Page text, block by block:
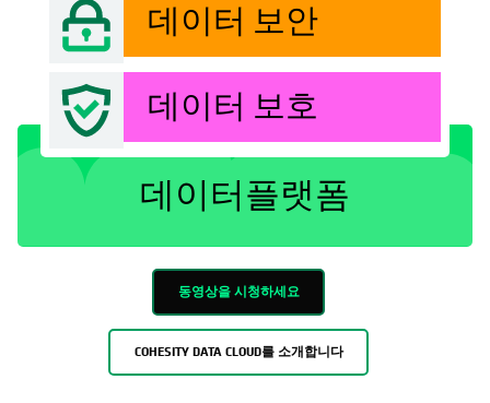
데이터 보안
데이터 보호
데이터플랫폼
동영상을 시청하세요
COHESITY DATA CLOUD를 소개합니다